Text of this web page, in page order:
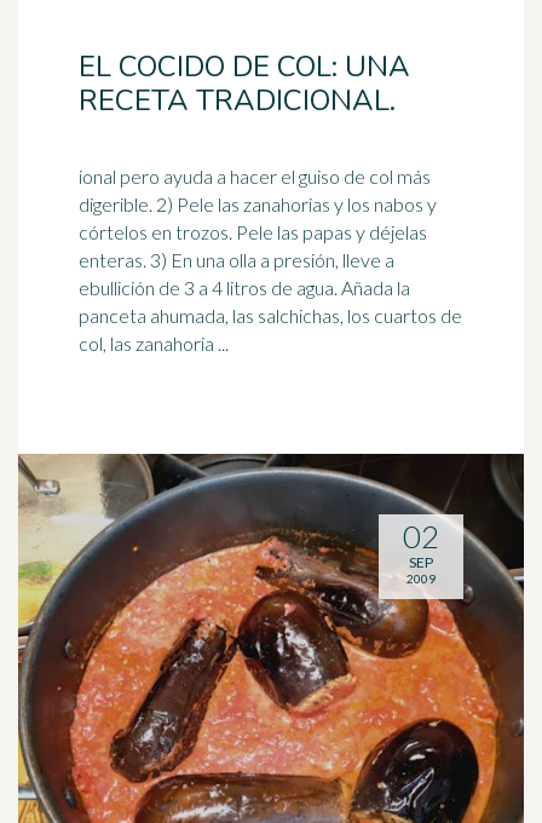
EL COCIDO DE COL: UNA
RECETA TRADICIONAL.
ional pero ayuda a hacer el guiso de col más
digerible. 2) Pele las zanahorias y los nabos y
córtelos en trozos. Pele las papas y déjelas
enteras. 3) En una olla a presión, lleve a
ebullición de 3 a 4 litros de agua. Añada la
panceta ahumada, las salchichas, los cuartos de
col, las zanahoria ...
02
SEP
2009